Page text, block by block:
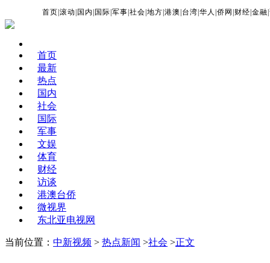
首页 |滚动 国内 国际 |军事 |社会 |地方 |港澳 台湾 |华人 |侨网 财经 |金融 |
首页
最新
热点
国内
社会
国际
军事
文娱
体育
财经
访谈
港澳台侨
微视界
东北亚电视网
当前位置： 中新视频 > 热点新闻 >社会 >正文